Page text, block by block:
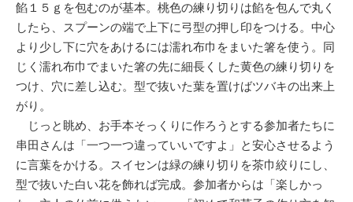
餡１５ｇを包むのが基本。桃色の練り切りは餡を包んで丸く
したら、スプーンの端で上下に弓型の押し印をつける。中心
より少し下に穴をあけるには濡れ布巾をまいた箸を使う。同
じく濡れ布巾でまいた箸の先に細長くした黄色の練り切りを
つけ、穴に差し込む。型で抜いた葉を置けばツバキの出来上
がり。
じっと眺め、お手本そっくりに作ろうとする参加者たちに
串田さんは「一つ一つ違っていいですよ」と安心させるよう
に言葉をかける。スイセンは緑の練り切りを茶巾絞りにし、
型で抜いた白い花を飾れば完成。参加者からは「楽しかっ